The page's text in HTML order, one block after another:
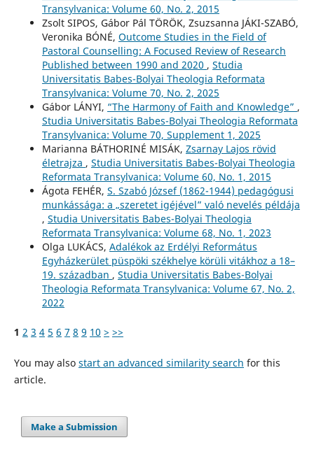
Transylvanica: Volume 60, No. 2, 2015
Zsolt SIPOS, Gábor Pál TÖRÖK, Zsuzsanna JÁKI-SZABÓ,
Veronika BÓNÉ, Outcome Studies in the Field of
Pastoral Counselling: A Focused Review of Research
Published between 1990 and 2020 , Studia
Universitatis Babes-Bolyai Theologia Reformata
Transylvanica: Volume 70, No. 2, 2025
Gábor LÁNYI, “The Harmony of Faith and Knowledge” ,
Studia Universitatis Babes-Bolyai Theologia Reformata
Transylvanica: Volume 70, Supplement 1, 2025
Marianna BÁTHORINÉ MISÁK, Zsarnay Lajos rövid
életrajza , Studia Universitatis Babes-Bolyai Theologia
Reformata Transylvanica: Volume 60, No. 1, 2015
Ágota FEHÉR, S. Szabó József (1862-1944) pedagógusi
munkássága: a „szeretet igéjével” való nevelés példája
, Studia Universitatis Babes-Bolyai Theologia
Reformata Transylvanica: Volume 68, No. 1, 2023
Olga LUKÁCS, Adalékok az Erdélyi Református
Egyházkerület püspöki székhelye körüli vitákhoz a 18–
19. században , Studia Universitatis Babes-Bolyai
Theologia Reformata Transylvanica: Volume 67, No. 2,
2022
1 2 3 4 5 6 7 8 9 10 > >>
You may also start an advanced similarity search for this
article.
Make a Submission